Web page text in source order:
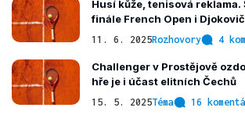
Husí kůže, tenisová reklama.
finále French Open i
11. 6. 2025Rozhovory 4
Challenger v Prostějově
hře je i účast elitních Čechů
15. 5. 2025Téma 16